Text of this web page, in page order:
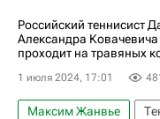
Российский теннисист
Александра
проходит на травяных
1 июля 2024, 17:01
Максим Жанвье